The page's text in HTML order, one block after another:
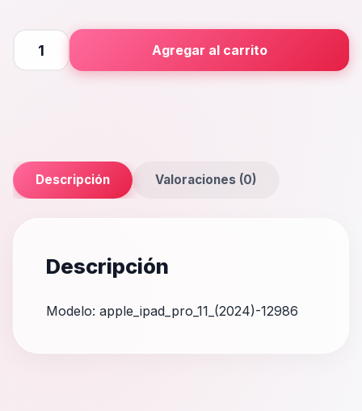
Placa Principal
Agregar al carrito
Descripción Valoraciones (0)
Descripción
Modelo: apple_ipad_pro_11_(2024)-12986